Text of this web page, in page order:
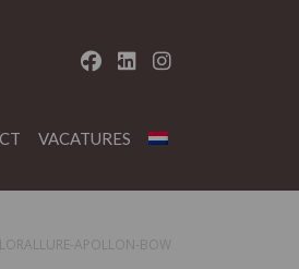
VACATURES
APOLLON-BOW